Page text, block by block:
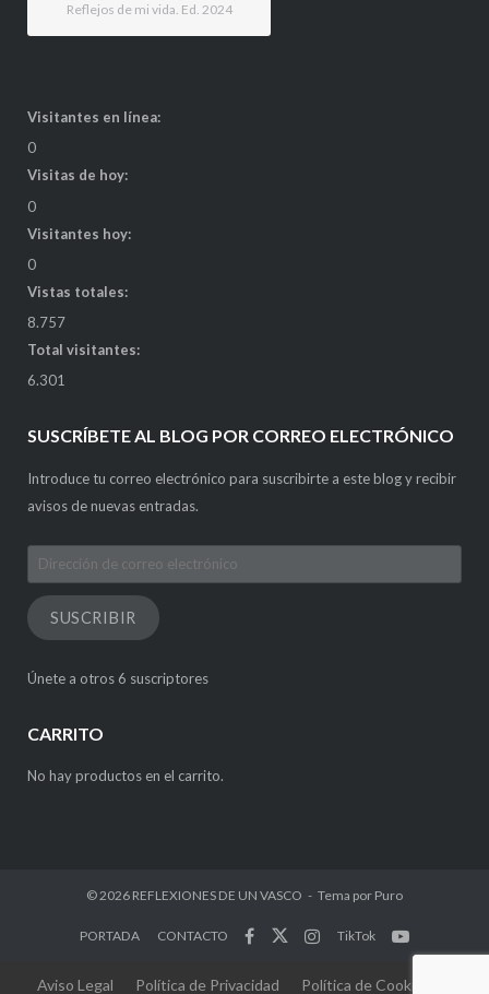
Reflejos de mi vida. Ed. 2024
Visitantes en línea:
0
Visitas de hoy:
0
Visitantes hoy:
0
Vistas totales:
8.757
Total visitantes:
6.301
SUSCRÍBETE AL BLOG POR CORREO ELECTRÓNICO
Introduce tu correo electrónico para suscribirte a este blog y recibir
avisos de nuevas entradas.
Dirección
de
correo
electrónico
SUSCRIBIR
Únete a otros 6 suscriptores
CARRITO
No hay productos en el carrito.
© 2026 REFLEXIONES DE UN VASCO Tema por Puro
PORTADA CONTACTO TikTok
Aviso Legal Política de Privacidad Política de Cookies